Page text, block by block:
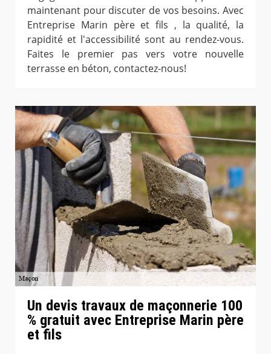
maintenant pour discuter de vos besoins. Avec
Entreprise Marin père et fils , la qualité, la
rapidité et l'accessibilité sont au rendez-vous.
Faites le premier pas vers votre nouvelle
terrasse en béton, contactez-nous!
Un devis travaux de maçonnerie 100
% gratuit avec Entreprise Marin père
et fils